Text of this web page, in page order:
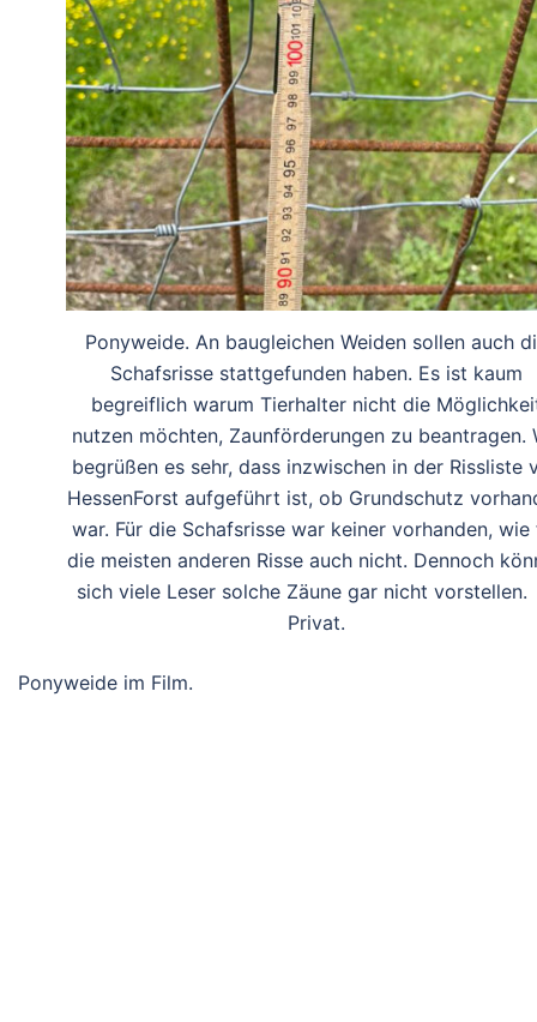
Ponyweide. An baugleichen Weiden sollen auch
Schafsrisse stattgefunden haben. Es ist kaum
begreiflich warum Tierhalter nicht die
nutzen möchten, Zaunförderungen zu beantragen.
begrüßen es sehr, dass inzwischen in der Rissliste
HessenForst aufgeführt ist, ob Grundschutz
war. Für die Schafsrisse war keiner vorhanden, wie
die meisten anderen Risse auch nicht. Dennoch
sich viele Leser solche Zäune gar nicht
Privat.
Ponyweide im Film.